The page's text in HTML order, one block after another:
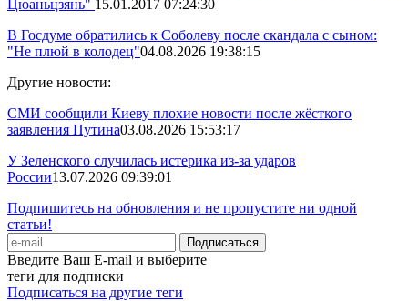
Цюаньцзянь" 15.01.2017 07:24:30
В Госдуме обратились к Соболеву после скандала с сыном:
"Не плюй в колодец"04.08.2026 19:38:15
Другие новости:
СМИ сообщили Киеву плохие новости после жёсткого
заявления Путина03.08.2026 15:53:17
У Зеленского случилась истерика из-за ударов
России13.07.2026 09:39:01
Подпишитесь на обновления и не пропустите ни одной
статьи!
Введите Ваш E-mail и выберите
теги для подписки
Подписаться на другие теги